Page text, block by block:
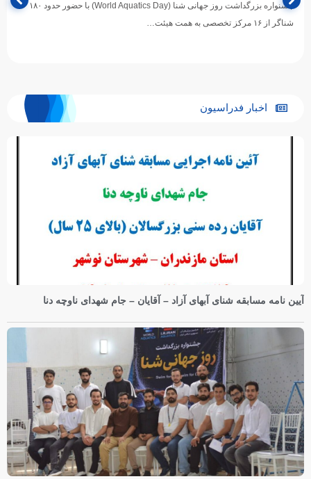
جشنواره بزرگداشت روز جهانی شنا (World Aquatics Day) با حضور حدود ۱۸۰
شناگر از ۱۶ مرکز تخصصی به همت هیئت…
اخبار فدراسیون
آیین نامه مسابقه شنای آبهای آزاد – آقایان – جام شهدای ناوچه دنا